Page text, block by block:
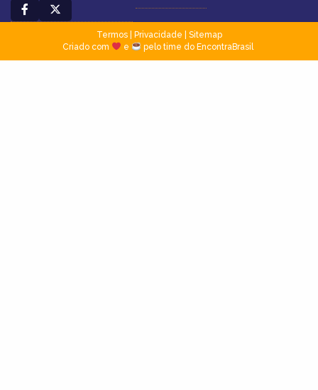
Termos| Privacidade
Sitemap
Criado com
e pelo time do EncontraBrasil